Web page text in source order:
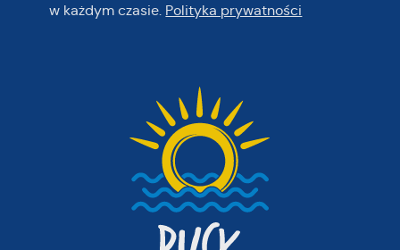
w każdym czasie. Polityka prywatności